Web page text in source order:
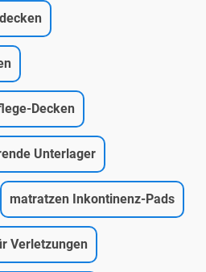
Decken
Unterlager
matratzen Inkontinenz-Pads
Verletzungen